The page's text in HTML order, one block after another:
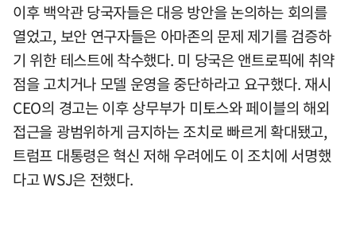
이후 백악관 당국자들은 대응 방안을 논의하는 회의를
열었고, 보안 연구자들은 아마존의 문제 제기를 검증하
기 위한 테스트에 착수했다. 미 당국은 앤트로픽에 취약
점을 고치거나 모델 운영을 중단하라고 요구했다. 재시
CEO의 경고는 이후 상무부가 미토스와 페이블의 해외
접근을 광범위하게 금지하는 조치로 빠르게 확대됐고,
트럼프 대통령은 혁신 저해 우려에도 이 조치에 서명했
다고 WSJ은 전했다.